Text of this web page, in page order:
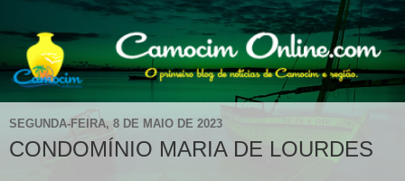
SEGUNDA-FEIRA, 8 DE MAIO DE 2023
CONDOMÍNIO MARIA DE LOURDES